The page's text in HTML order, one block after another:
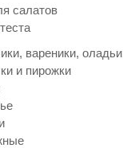
салатов
вареники, оладьи
и пирожки